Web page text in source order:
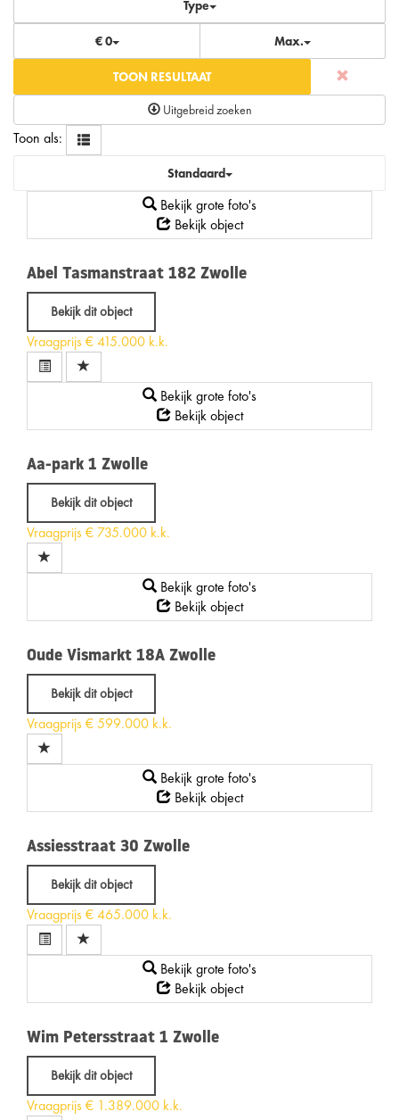
Type
€ 0 Max.
TOON RESULTAAT
Uitgebreid zoeken
Toon als:
Standaard
Bekijk grote foto's
Bekijk object
Abel Tasmanstraat 182 Zwolle
Bekijk dit object
Vraagprijs € 415.000 k.k.
Bekijk grote foto's
Bekijk object
Aa-park 1 Zwolle
Bekijk dit object
Vraagprijs € 735.000 k.k.
Bekijk grote foto's
Bekijk object
Oude Vismarkt 18A Zwolle
Bekijk dit object
Vraagprijs € 599.000 k.k.
Bekijk grote foto's
Bekijk object
Assiesstraat 30 Zwolle
Bekijk dit object
Vraagprijs € 465.000 k.k.
Bekijk grote foto's
Bekijk object
Wim Petersstraat 1 Zwolle
Bekijk dit object
Vraagprijs € 1.389.000 k.k.